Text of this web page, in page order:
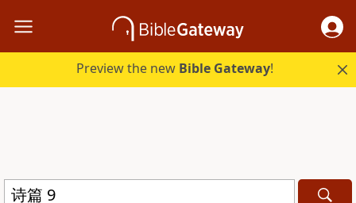
Preview the new Bible Gateway!